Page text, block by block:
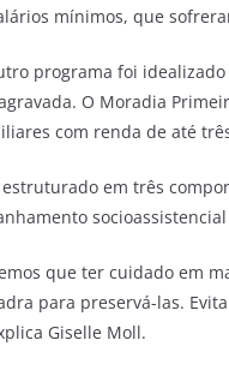
mínimos, que
programa foi
O Moradia
com renda de até
em três
que ter cuidado em
para preservá-las.
Giselle Moll.